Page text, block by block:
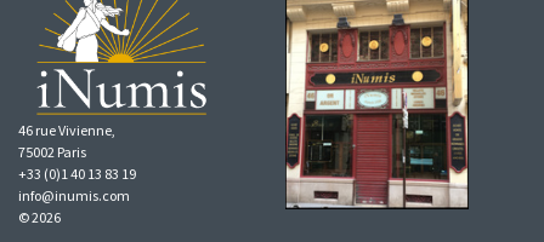
46 rue Vivienne,
75002 Paris
+33 (0)1 40 13 83 19
info@inumis.com
© 2026